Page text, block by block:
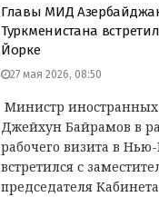
Главы МИД
Туркменистана
Йорке
27 мая 2026, 08:50
Министр
Джейхун Байрамов в
рабочего визита в
встретился с
председателя